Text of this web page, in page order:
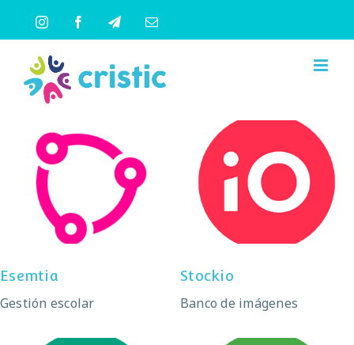
contenido
InstagramFacebookTelegramCorreo
Esemtia
Gestión escolar
Stockio
Stockio
Banco de imágenes